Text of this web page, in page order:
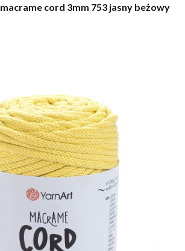
Sznurek YarnArt macrame cord 3mm 753 jasny beżowy